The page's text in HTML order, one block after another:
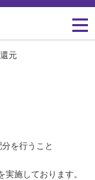
ものづくり
る理想科学
元
を行うこと
施しております。